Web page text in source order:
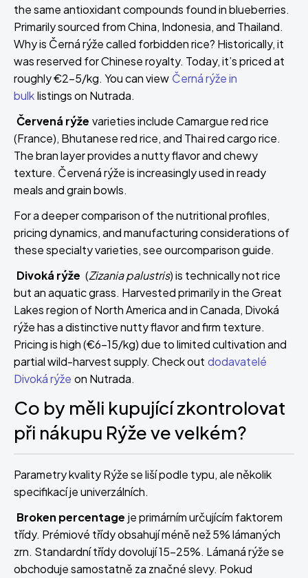
the same antioxidant compounds found in blueberries.
Primarily sourced from China, Indonesia, and Thailand.
Why is Černá rýže called forbidden rice? Historically, it
was reserved for Chinese royalty. Today, it’s priced at
roughly €2-5/kg. You can view Černá rýže in
bulklistings on Nutrada.
Červená rýže varieties include Camargue red rice
(France), Bhutanese red rice, and Thai red cargo rice.
The bran layer provides a nutty flavor and chewy
texture. Červená rýže is increasingly used in ready
meals and grain bowls.
For a deeper comparison of the nutritional profiles,
pricing dynamics, and manufacturing considerations of
these specialty varieties, see ourcomparison guide.
Divoká rýže (Zizania palustris) is technically not rice
but an aquatic grass. Harvested primarily in the Great
Lakes region of North America and in Canada, Divoká
rýže has a distinctive nutty flavor and firm texture.
Pricing is high (€6-15/kg) due to limited cultivation and
partial wild-harvest supply. Check out dodavatelé
Divoká rýže on Nutrada.
Co by měli kupující zkontrolovat
při nákupu Rýže ve velkém?
Parametry kvality Rýže se liší podle typu, ale několik
specifikací je univerzálních.
Broken percentage je primárním určujícím faktorem
třídy. Prémiové třídy obsahují méně než 5% lámaných
zrn. Standardní třídy dovolují 15-25%. Lámaná rýže se
obchoduje samostatně za značné slevy. Pokud